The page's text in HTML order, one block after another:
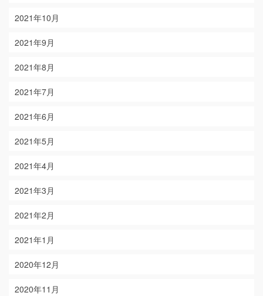
2021年10月
2021年9月
2021年8月
2021年7月
2021年6月
2021年5月
2021年4月
2021年3月
2021年2月
2021年1月
2020年12月
2020年11月